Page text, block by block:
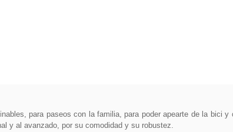
para paseos con la familia, para poder apearte de la bici
y al avanzado, por su comodidad y su robustez.